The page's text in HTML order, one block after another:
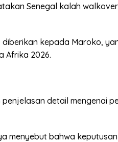
Senegal kalah
kepada Maroko,
Afrika 2026.
penjelasan detail mengenai
menyebut bahwa